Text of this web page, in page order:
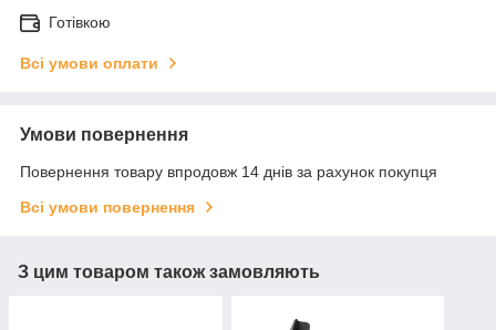
Готівкою
Всі умови оплати
Умови повернення
Повернення товару впродовж 14 днів за рахунок покупця
Всі умови повернення
З цим товаром також замовляють